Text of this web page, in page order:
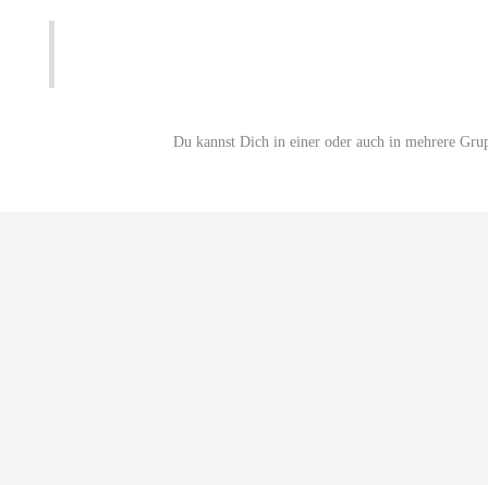
Du kannst Dich in einer oder auch in mehrere